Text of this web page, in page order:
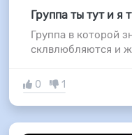
Группа ты тут и я
Группа в которой
склвлюбляются и
0 1